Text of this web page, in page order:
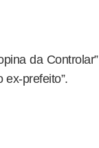
da Controlar”
ex-prefeito”.